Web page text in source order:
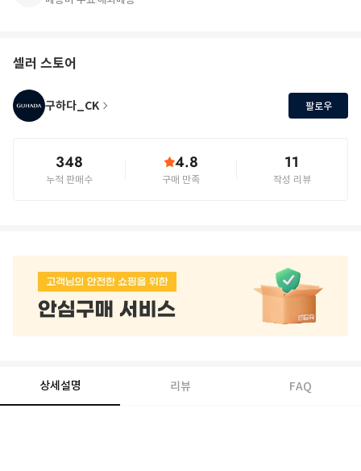
셀러 스토어
구하다_CK 팔로우
348
누적 판매수
4.8
구매 만족
11
작성 리뷰
상세설명 리뷰 FAQ